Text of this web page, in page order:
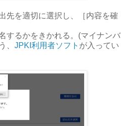
先を適切に選択し、［内容を確
するかをきかれる。(マイナンバ
、 JPKI利用者ソフト が入ってい